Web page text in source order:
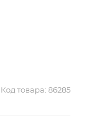
Код товара: 86285